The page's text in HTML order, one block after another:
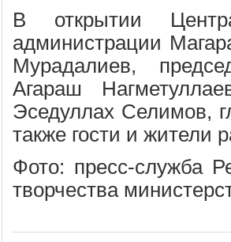
В открытии
администрации
Мурадалиев,
Агараш
Эседуллах Селимов,
также гости и жители
Фото: пресс-служба
творчества